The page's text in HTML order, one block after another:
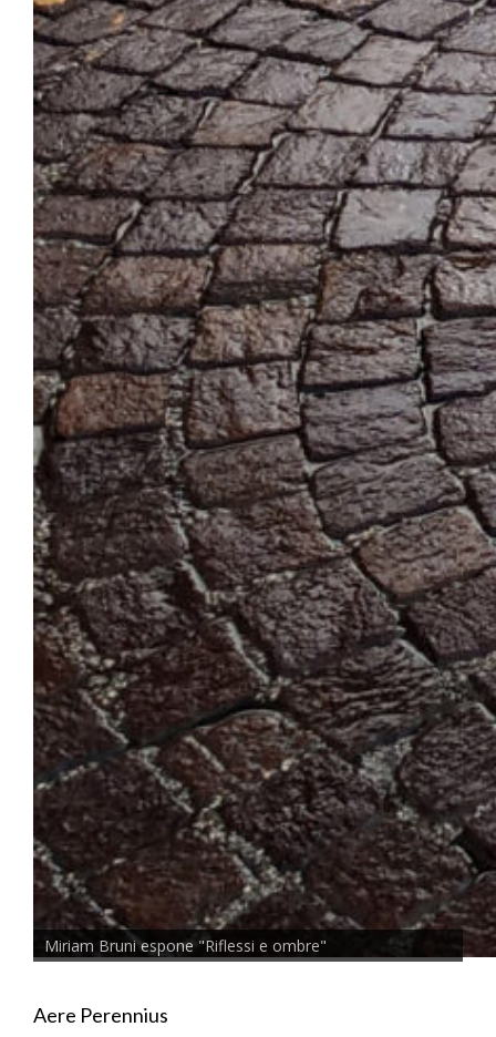
Miriam Bruni espone "Riflessi e ombre"
Aere Perennius